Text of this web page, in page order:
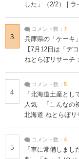
した」（2/2） | ラ
3
コメント数： 7
兵庫県の「ケーキ
【7月12日は「デ
ねとらぼリサーチ
4
コメント数： 5
「北海道土産とし
人気 「こんなの
北海道 ねとらぼリ
5
コメント数： 4
「車に常備しま